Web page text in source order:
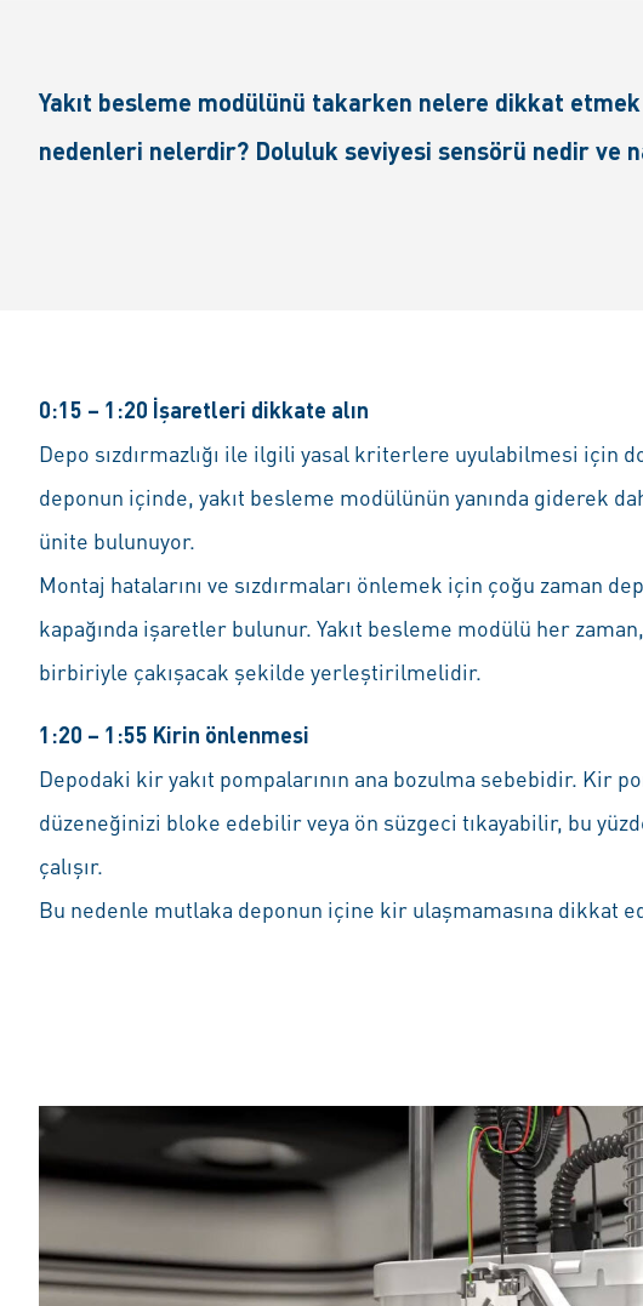
Yakıt besleme modülünü takarken nelere dikkat
nedenleri nelerdir? Doluluk seviyesi sensörü nedir ve
0:15 – 1:20 İşaretleri dikkate alın
Depo sızdırmazlığı ile ilgili yasal kriterlere uyulabilmesi için
deponun içinde, yakıt besleme modülünün yanında giderek
ünite bulunuyor.
Montaj hatalarını ve sızdırmaları önlemek için çoğu zaman
kapağında işaretler bulunur. Yakıt besleme modülü her
birbiriyle çakışacak şekilde yerleştirilmelidir.
1:20 – 1:55 Kirin önlenmesi
Depodaki kir yakıt pompalarının ana bozulma sebebidir. Kir
düzeneğinizi bloke edebilir veya ön süzgeci tıkayabilir, bu
çalışır.
Bu nedenle mutlaka deponun içine kir ulaşmamasına dikkat